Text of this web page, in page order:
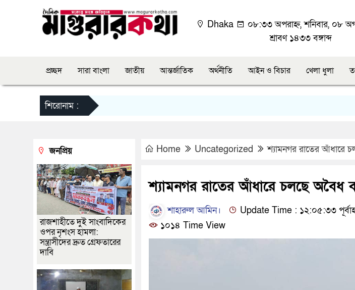
Dhaka
০৮:৩৩ অপরাহ্ন, শনিবার, ০৮
শ্রাবণ ১৪৩৩ বঙ্গাব্দ
প্রচ্ছদ সারা বাংলা জাতীয় আন্তর্জাতিক অর্থনীতি আইন ও বিচার খেলা ধুলা
শিরোনাম :
Home Uncategorized শ্যামনগর রাতের আঁধারে
শ্যামনগর রাতের আঁধারে চলছে অবৈধ
শাহারুল আমিন।
Update Time : ১২:০৫:৩৩
১০১৪ Time View
জনপ্রিয়
রাজশাহীতে দুই সাংবাদিকের
ওপর নৃশংস হামলা:
সন্ত্রাসীদের দ্রুত গ্রেফতারের
দাবি